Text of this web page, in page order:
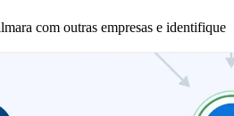
com outras empresas e identifique